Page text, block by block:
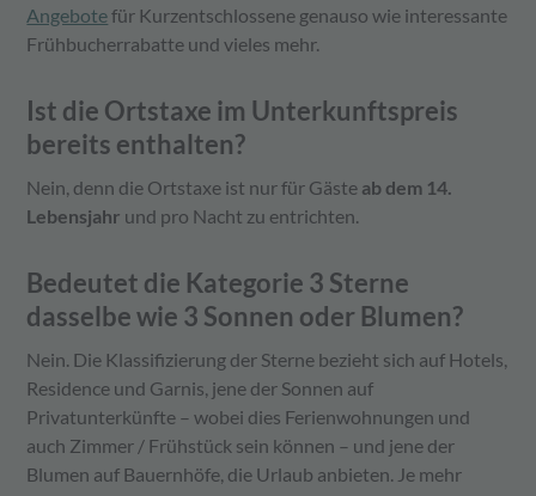
Angebotefür Kurzentschlossene genauso wie interessante
Frühbucherrabatte und vieles mehr.
Ist die Ortstaxe im Unterkunftspreis
bereits enthalten?
Nein, denn die Ortstaxe ist nur für Gäste ab dem 14.
Lebensjahr und pro Nacht zu entrichten.
Bedeutet die Kategorie 3 Sterne
dasselbe wie 3 Sonnen oder Blumen?
Nein. Die Klassifizierung der Sterne bezieht sich auf Hotels,
Residence und Garnis, jene der Sonnen auf
Privatunterkünfte – wobei dies Ferienwohnungen und
auch Zimmer / Frühstück sein können – und jene der
Blumen auf Bauernhöfe, die Urlaub anbieten. Je mehr